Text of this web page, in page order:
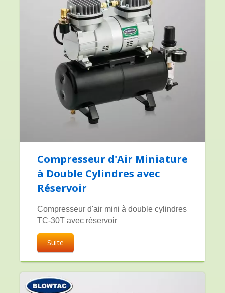
Compresseur d'Air Miniature
à Double Cylindres avec
Réservoir
Compresseur d'air mini à double cylindres
TC-30T avec réservoir
Suite